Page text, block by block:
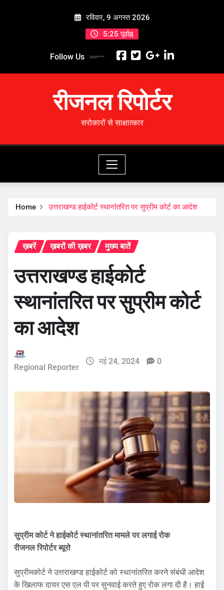
रविवार, 9 अगस्त 2026
5:25 पूर्वाह्न
Follow Us
रीजनल रिपोर्टर
सरोकारों से साक्षात्कार
Home उत्तराखण्ड हाईकोर्ट स्थानांतरित पर सुप्रीम कोर्ट का आदेश
ख़बरें ख़बरों की ख़बर मुख्य बातें
उत्तराखण्ड हाईकोर्ट
स्थानांतरित पर सुप्रीम कोर्ट
का आदेश
Regional Reporter
मई 24, 2024 0
सुप्रीम कोर्ट ने हाईकोर्ट स्थानांतरित मामले पर लगाई रोक
रीजनल रिपोर्टर ब्यूरो
सुप्रीमकोर्ट ने उत्तराखण्ड हाईकोर्ट को स्थानांतरित करने संबंधी आदेश
के खिलाफ दायर एस एल पी पर सुनवाई करते हुए रोक लगा दी है। हाई